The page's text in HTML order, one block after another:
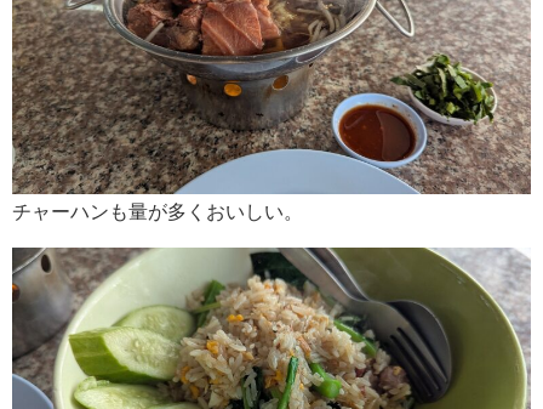
チャーハンも量が多くおいしい。